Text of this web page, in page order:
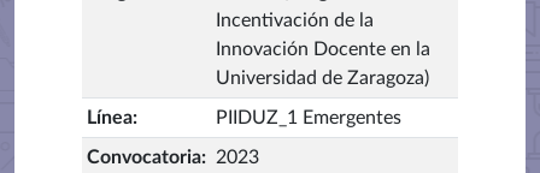
Incentivación de la
Innovación Docente en la
Universidad de Zaragoza)
Línea: PIIDUZ_1 Emergentes
Convocatoria: 2023